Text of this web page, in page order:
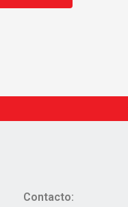
Contacto: